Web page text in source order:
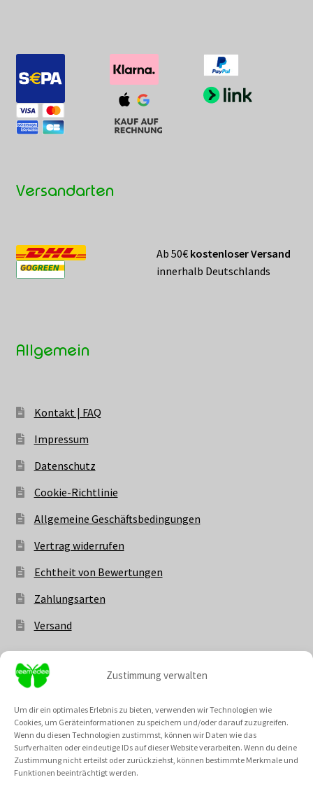
Zustimmung verwalten
Um dir ein optimales Erlebnis zu bieten, verwenden wir Technologien wie
Cookies, um Geräteinformationen zu speichern und/oder darauf zuzugreifen.
Wenn du diesen Technologien zustimmst, können wir Daten wie das
Surfverhalten oder eindeutige IDs auf dieser Website verarbeiten. Wenn du deine
Zustimmung nicht erteilst oder zurückziehst, können bestimmte Merkmale und
Funktionen beeinträchtigt werden.
Versandarten
Ab 50€ kostenloser Versand
innerhalb Deutschlands
Allgemein
Kontakt | FAQ
Impressum
Datenschutz
Cookie-Richtlinie
Allgemeine Geschäftsbedingungen
Vertrag widerrufen
Echtheit von Bewertungen
Zahlungsarten
Versand
Unsere Community @